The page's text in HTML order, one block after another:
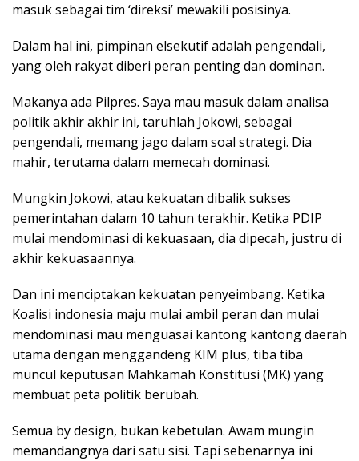
masuk sebagai tim ‘direksi’ mewakili posisinya.
Dalam hal ini, pimpinan elsekutif adalah pengendali,
yang oleh rakyat diberi peran penting dan dominan.
Makanya ada Pilpres. Saya mau masuk dalam analisa
politik akhir akhir ini, taruhlah Jokowi, sebagai
pengendali, memang jago dalam soal strategi. Dia
mahir, terutama dalam memecah dominasi.
Mungkin Jokowi, atau kekuatan dibalik sukses
pemerintahan dalam 10 tahun terakhir. Ketika PDIP
mulai mendominasi di kekuasaan, dia dipecah, justru di
akhir kekuasaannya.
Dan ini menciptakan kekuatan penyeimbang. Ketika
Koalisi indonesia maju mulai ambil peran dan mulai
mendominasi mau menguasai kantong kantong daerah
utama dengan menggandeng KIM plus, tiba tiba
muncul keputusan Mahkamah Konstitusi (MK) yang
membuat peta politik berubah.
Semua by design, bukan kebetulan. Awam mungin
memandangnya dari satu sisi. Tapi sebenarnya ini